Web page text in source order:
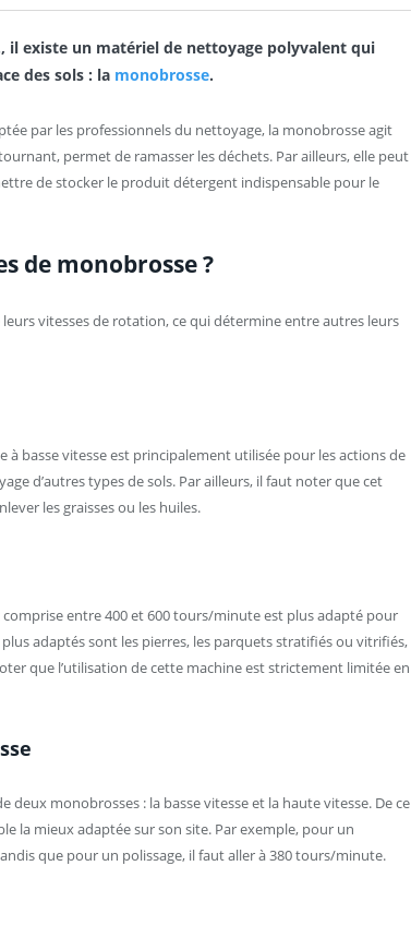
il existe un matériel de nettoyage polyvalent qui
des sols : la monobrosse.
par les professionnels du nettoyage, la monobrosse agit
permet de ramasser les déchets. Par ailleurs, elle peut
de stocker le produit détergent indispensable pour le
de monobrosse ?
vitesses de rotation, ce qui détermine entre autres leurs
basse vitesse est principalement utilisée pour les actions de
d’autres types de sols. Par ailleurs, il faut noter que cet
les graisses ou les huiles.
entre 400 et 600 tours/minute est plus adapté pour
adaptés sont les pierres, les parquets stratifiés ou vitrifiés,
que l’utilisation de cette machine est strictement limitée en
deux monobrosses : la basse vitesse et la haute vitesse. De ce
la mieux adaptée sur son site. Par exemple, pour un
que pour un polissage, il faut aller à 380 tours/minute.